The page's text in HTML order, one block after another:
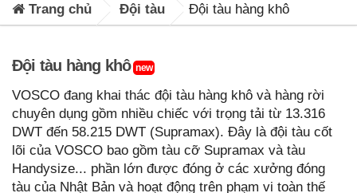
Trang chủ Đội tàu Đội tàu hàng khô
Đội tàu hàng khô new
VOSCO đang khai thác đội tàu hàng khô và hàng rời
chuyên dụng gồm nhiều chiếc với trọng tải từ 13.316
DWT đến 58.215 DWT (Supramax). Đây là đội tàu cốt
lõi của VOSCO bao gồm tàu cỡ Supramax và tàu
Handysize... phần lớn được đóng ở các xưởng đóng
tàu của Nhật Bản và hoạt động trên phạm vi toàn thế